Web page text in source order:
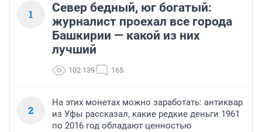
1
Север бедный, юг богатый:
журналист проехал все города
Башкирии — какой из них
лучший
102 139 165
2
На этих монетах можно заработать: антиквар
из Уфы рассказал, какие редкие деньги 1961
по 2016 год обладают ценностью